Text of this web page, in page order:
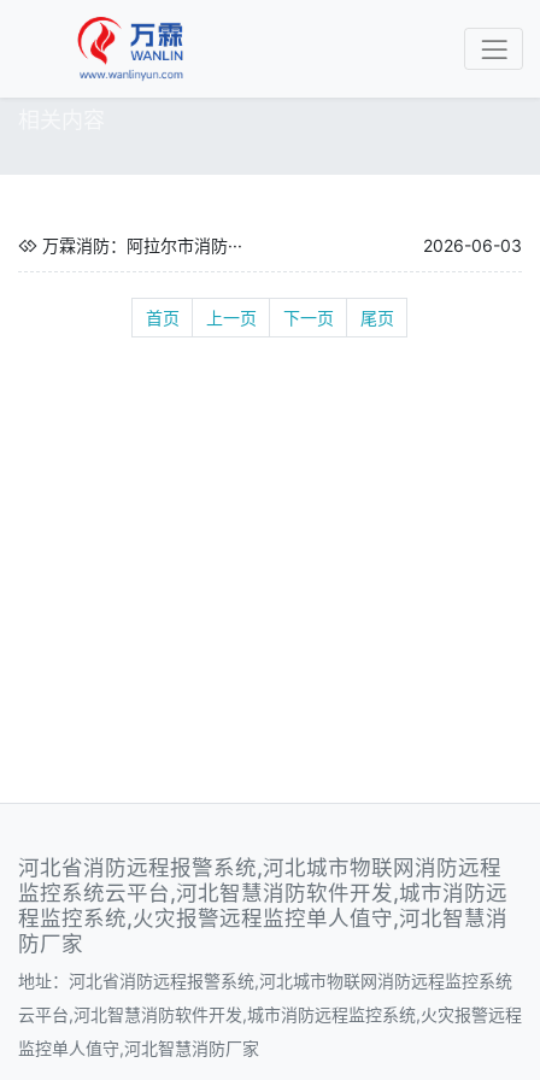
万霖消防：阿拉尔市消防··· 2026-06-03
首页 上一页 下一页 尾页
河北省消防远程报警系统,河北城市物联网消防远程
监控系统云平台,河北智慧消防软件开发,城市消防远
程监控系统,火灾报警远程监控单人值守,河北智慧消
防厂家
地址：河北省消防远程报警系统,河北城市物联网消防远程监控系统
云平台,河北智慧消防软件开发,城市消防远程监控系统,火灾报警远程
监控单人值守,河北智慧消防厂家